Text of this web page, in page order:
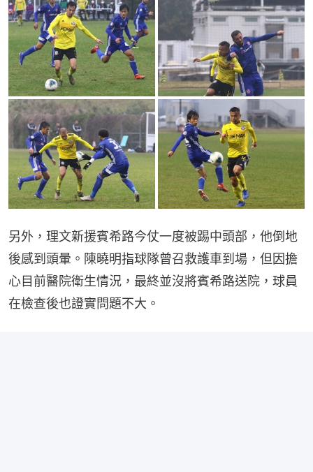
另外，理文新援賓希路今仗一度被踢中頭部，他倒地
後感到頭暈。陳曉明指球隊曾召救護車到場，但因擔
心目前醫院衛生情況，最終並沒將賓希路送院，球員
在檢查後也證實問題不大。